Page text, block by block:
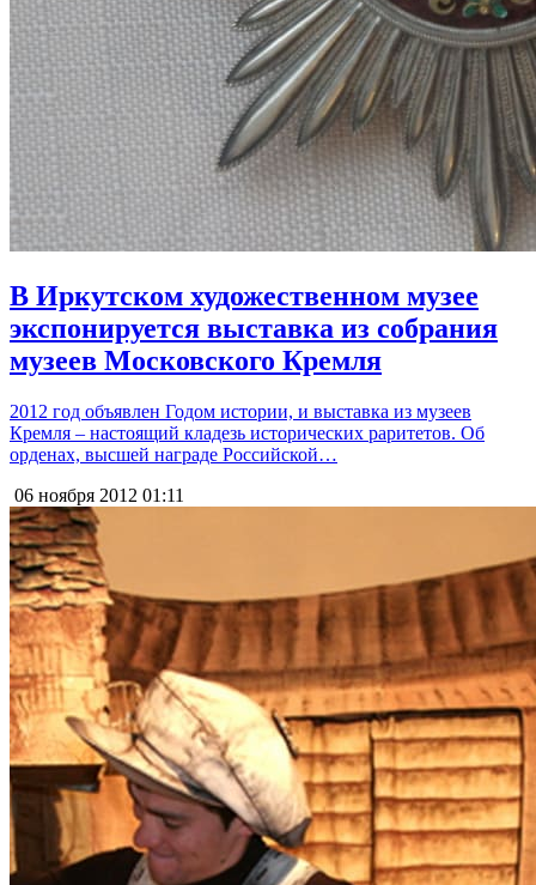
В Иркутском художественном музее
экспонируется выставка из собрания
музеев Московского Кремля
2012 год объявлен Годом истории, и выставка из музеев
Кремля – настоящий кладезь исторических раритетов. Об
орденах, высшей награде Российской…
06 ноября 2012 01:11